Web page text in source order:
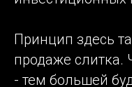
Принцип здесь
продаже
- тем большей